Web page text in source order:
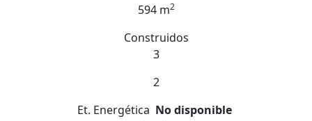
594 m2
Construidos
3
2
Et. Energética No disponible